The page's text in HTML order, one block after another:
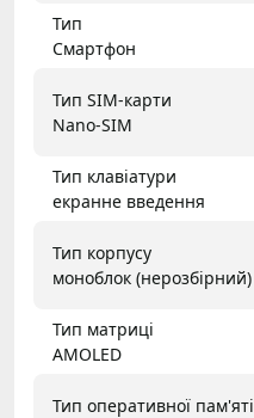
Тип
Смартфон
Тип SIM-карти
Nano-SIM
Тип клавіатури
екранне введення
Тип корпусу
моноблок (нерозбірний)
Тип матриці
AMOLED
Тип оперативної пам'яті